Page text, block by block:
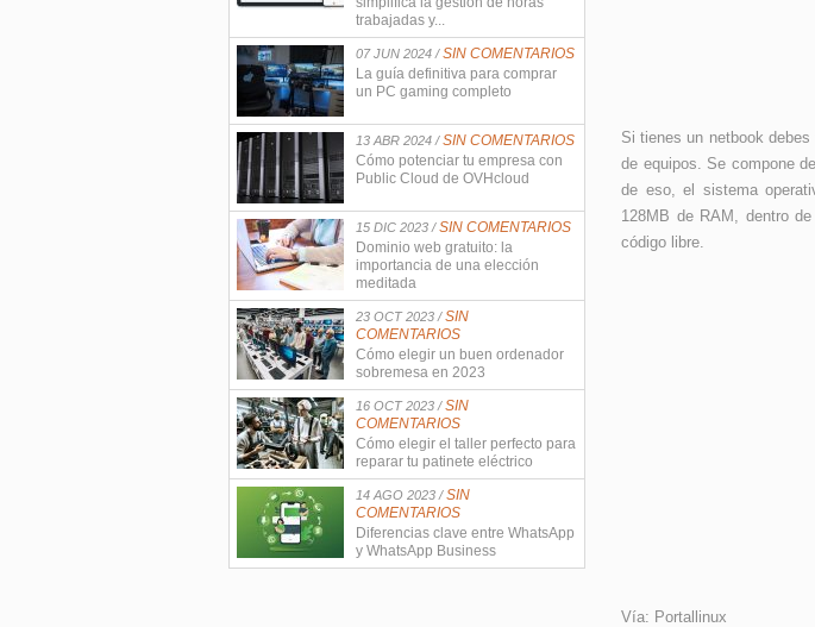
Si tienes un netbook
de equipos. Se compone
de eso, el sistema
128MB de RAM, dentro
código libre.
Vía: Portallinux
trabajadas y...
07 JUN 2024 /SIN COMENTARIOS
La guía definitiva para comprar
un PC gaming completo
13 ABR 2024 /SIN COMENTARIOS
Cómo potenciar tu empresa con
Public Cloud de OVHcloud
15 DIC 2023 /SIN COMENTARIOS
Dominio web gratuito: la
importancia de una elección
meditada
23 OCT 2023 /SIN
COMENTARIOS
Cómo elegir un buen ordenador
sobremesa en 2023
16 OCT 2023 /SIN
COMENTARIOS
Cómo elegir el taller perfecto para
reparar tu patinete eléctrico
14 AGO 2023 /SIN
COMENTARIOS
Diferencias clave entre WhatsApp
y WhatsApp Business